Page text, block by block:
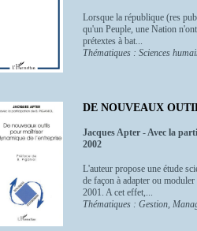
Lorsque la république (res
qu'un Peuple, une Nation
prétextes à bat...
Thématiques : Sciences
DE NOUVEAUX
Jacques Apter - Avec la
2002
L'auteur propose une étude
de façon à adapter ou
2001. A cet effet,...
Thématiques : Gestion,